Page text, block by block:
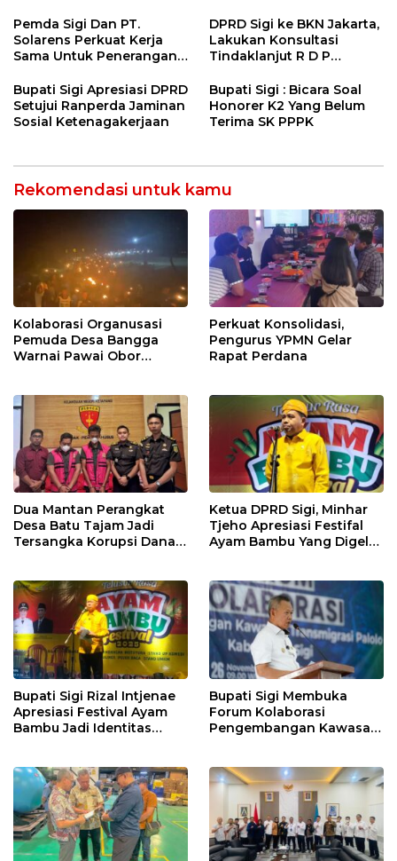
Dipromosikan Ketingkat
Nasional
Pemda Sigi Dan PT.
Solarens Perkuat Kerja
Sama Untuk Penerangan
DPRD Sigi ke BKN Jakarta,
Lakukan Konsultasi
Tindaklanjut R D P
Bupati Sigi Apresiasi DPRD
Setujui Ranperda Jaminan
Sosial Ketenagakerjaan
Bupati Sigi : Bicara Soal
Honorer K2 Yang Belum
Terima SK PPPK
Rekomendasi untuk kamu
Kolaborasi Organusasi
Pemuda Desa Bangga
Warnai Pawai Obor
Perkuat Konsolidasi,
Pengurus YPMN Gelar
Rapat Perdana
Dua Mantan Perangkat
Desa Batu Tajam Jadi
Tersangka Korupsi Dana
Ketua DPRD Sigi, Minhar
Tjeho Apresiasi Festifal
Ayam Bambu Yang Digelar
Bupati Sigi Rizal Intjenae
Apresiasi Festival Ayam
Bambu Jadi Identitas
Nasional
Bupati Sigi Membuka
Forum Kolaborasi
Pengembangan Kawasan